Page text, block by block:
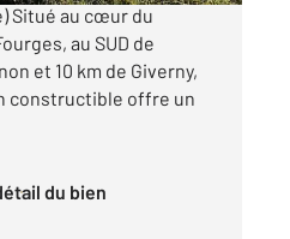
Situé au cœur du
au SUD de
et 10 km de Giverny,
constructible offre un
du bien